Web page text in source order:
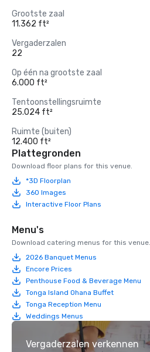
Grootste zaal
11.362 ft²
Vergaderzalen
22
Op één na grootste zaal
6.000 ft²
Tentoonstellingsruimte
25.024 ft²
Ruimte (buiten)
12.400 ft²
Plattegronden
Download floor plans for this venue.
*3D Floorplan
360 Images
Interactive Floor Plans
Menu's
Download catering menus for this venue.
2026 Banquet Menus
Encore Prices
Penthouse Food & Beverage Menu
Tonga Island Ohana Buffet
Tonga Reception Menu
Weddings Menus
Vergaderzalen verkennen